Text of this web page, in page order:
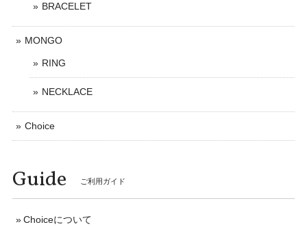
BRACELET
MONGO
RING
NECKLACE
Choice
Guide ご利用ガイド
Choiceについて